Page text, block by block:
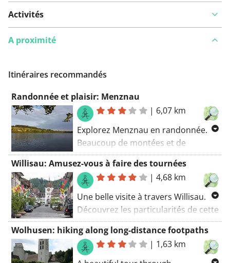
Activités
A proximité
Itinéraires recommandés
Randonnée et plaisir: Menznau
| 6,07 km
Explorez Menznau en randonnée.
Beaucoup de montées et de
descentes le long de cet itinéraire,
mais aussi quelques montées
raides. Cette visite coïncide avec un
sentier GR. L’itinéraire pédestre
commence au parking.
Willisau: Amusez-vous à faire des tournées
|4,68 km
Une belle visite à travers Willisau.
Découvrez les particularités de cette
tour du château (Vogtenburg) lors
de cette randonnée. L’itinéraire
pédestre commence au parking. Un
Wolhusen: hiking along long-distance footpaths
| 1,63 km